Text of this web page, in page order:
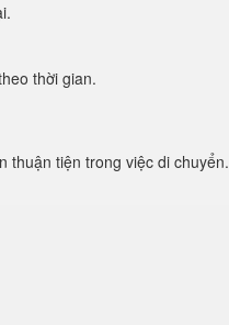
thời gian.
thuận tiện trong việc di chuyển.